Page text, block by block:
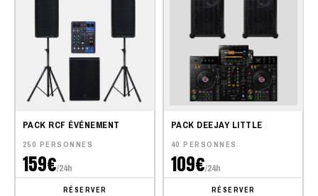
PACK RCF ÉVÉNEMENT
250 PERSONNES
159€/24h
RÉSERVER
PACK DEEJAY LITTLE
40 PERSONNES
109€/24h
RÉSERVER